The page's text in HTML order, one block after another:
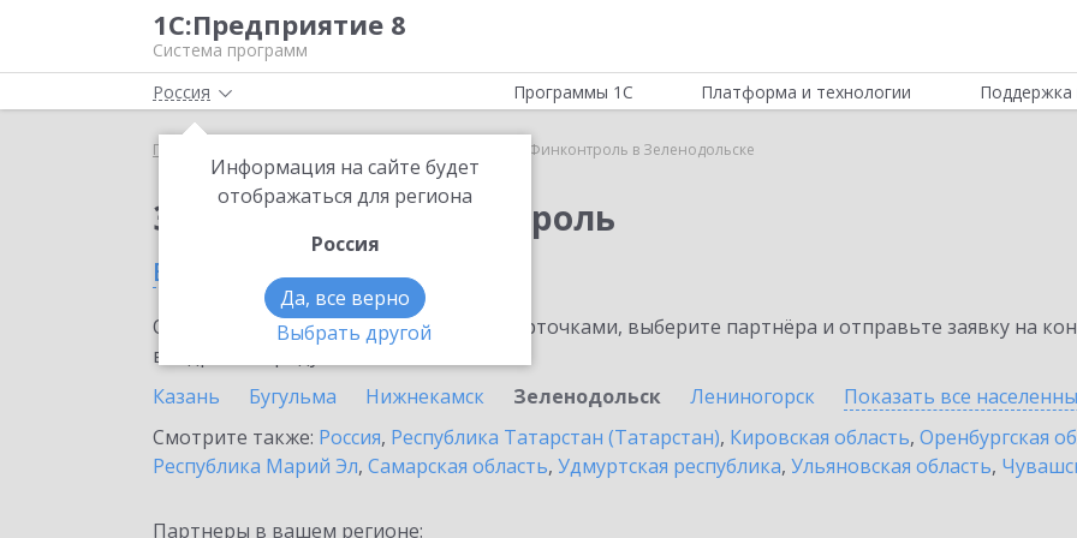
1С:Предприятие 8
Система программ
Россия
Информация на сайте будет
отображаться для региона
Россия
Да, все верно
Выбрать другой
Программы 1С Платформа и технологии Поддержка
Главная 1С-Финконтроль в Зеленодольске
Заказать 1С-Финконтроль
в Зеленодольске
Ознакомьтесь с информационными карточками, выберите партнёра и отправьте заявку на
внедрение продукта.
Казань
Бугульма Нижнекамск Зеленодольск Лениногорск Показать все
Смотрите также: Россия, Республика Татарстан (Татарстан), Кировская область, Оренбургская
Республика Марий Эл, Самарская область, Удмуртская республика, Ульяновская область,
Партнеры в вашем регионе: